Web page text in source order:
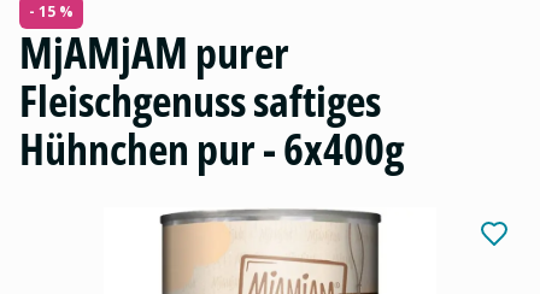
- 15 %
MjAMjAM purer
Fleischgenuss saftiges
Hühnchen pur - 6x400g